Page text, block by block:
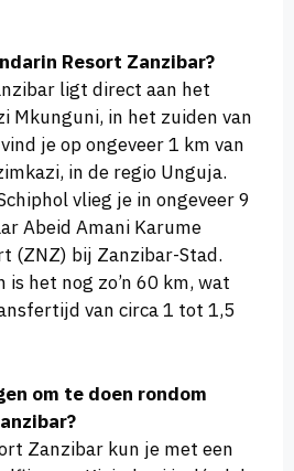
Resort Zanzibar?
ligt direct aan het
Mkunguni, in het zuiden van
je op ongeveer 1 km van
in de regio Unguja.
vlieg je in ongeveer 9
Abeid Amani Karume
(ZNZ) bij Zanzibar-Stad.
is het nog zo’n 60 km, wat
van circa 1 tot 1,5
om te doen rondom
Zanzibar kun je met een